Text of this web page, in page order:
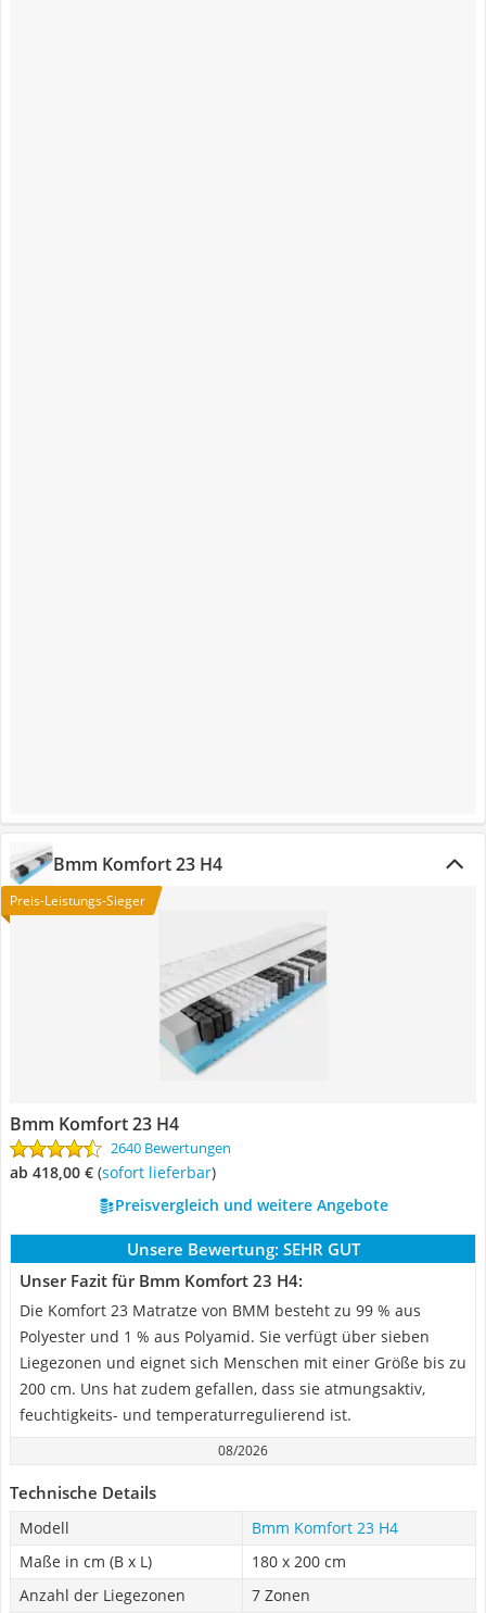
Bmm Komfort 23 H4
Preis-Leistungs-Sieger
Bmm Komfort 23 H4
2640 Bewertungen
ab 418,00 € ( Sofort lieferbar)
Preisvergleich und weitere Angebote
Unsere Bewertung: SEHR GUT
Unser Fazit für Bmm Komfort 23 H4:
Die Komfort 23 Matratze von BMM besteht zu 99 % aus
Polyester und 1 % aus Polyamid. Sie verfügt über sieben
Liegezonen und eignet sich Menschen mit einer Größe bis zu
200 cm. Uns hat zudem gefallen, dass sie atmungsaktiv,
feuchtigkeits- und temperaturregulierend ist.
08/2026
Technische Details
Modell
Bmm Komfort 23 H4
Maße in cm (B x L)
180 x 200 cm
Anzahl der Liegezonen
7 Zonen